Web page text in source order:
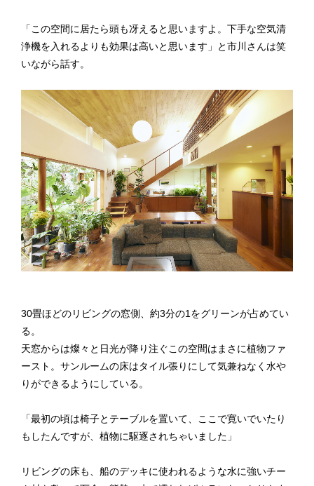
「この空間に居たら頭も冴えると思いますよ。下手な空気清
浄機を入れるよりも効果は高いと思います」と市川さんは笑
いながら話す。
30畳ほどのリビングの窓側、約3分の1をグリーンが占めてい
る。
天窓からは燦々と日光が降り注ぐこの空間はまさに植物ファ
ースト。サンルームの床はタイル張りにして気兼ねなく水や
りができるようにしている。
「最初の頃は椅子とテーブルを置いて、ここで寛いでいたり
もしたんですが、植物に駆逐されちゃいました」
リビングの床も、船のデッキに使われるような水に強いチー